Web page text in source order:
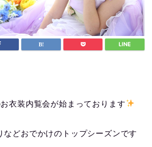
衣装内覧会が始まっております
などおでかけのトップシーズンです